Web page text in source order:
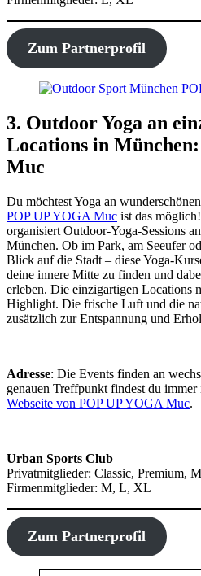
Zum Partnerprofil
3. Outdoor Yoga an
Locations in
Muc
Du möchtest Yoga an
POP UP YOGA Muc ist das
organisiert Outdoor-Yoga-Sessions
München. Ob im Park, am Seeufer
Blick auf die Stadt – diese Yoga-
deine innere Mitte zu finden und
erleben. Die einzigartigen Locations
Highlight. Die frische Luft und die
zusätzlich zur Entspannung und
Adresse: Die Events finden an
genauen Treffpunkt findest du
Webseite von POP UP YOGA Muc.
Urban Sports Club
Privatmitglieder: Classic, Premium,
Firmenmitglieder: M, L, XL
Zum Partnerprofil